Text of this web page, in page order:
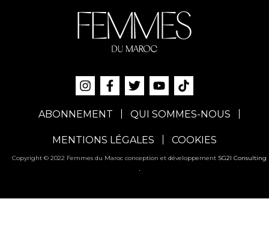
ABONNEMENT QUI SOMMES-NOUS
MENTIONS LÉGALES COOKIES
Copyright © 2022 Femmes du Maroc conception et développement SG2I Consulting